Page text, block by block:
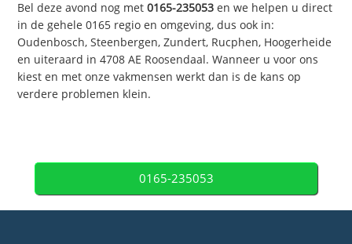
Bel deze avond nog met0165-235053 en we helpen u direct
in de gehele 0165 regio en omgeving, dus ook in:
Oudenbosch, Steenbergen, Zundert, Rucphen, Hoogerheide
en uiteraard in 4708 AE Roosendaal. Wanneer u voor ons
kiest en met onze vakmensen werkt dan is de kans op
verdere problemen klein.
0165-235053